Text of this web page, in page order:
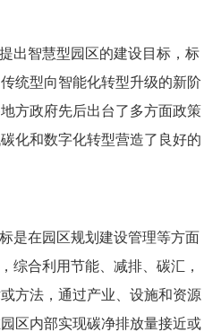
出智慧型园区的建设目标，标
统型向智能化转型升级的新阶
方政府先后出台了多方面政策
化和数字化转型营造了良好的
是在园区规划建设管理等方面
综合利用节能、减排、碳汇，
方法，通过产业、设施和资源
区内部实现碳净排放量接近或